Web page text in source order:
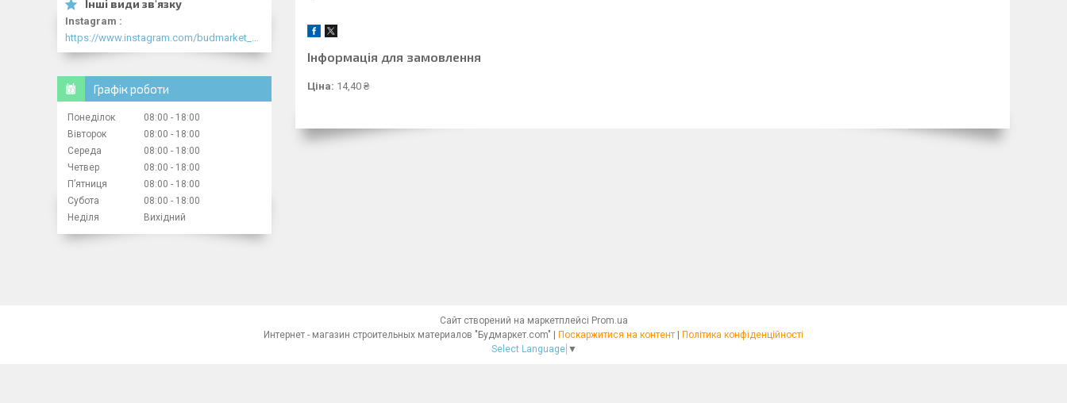
Інформація для замовлення
Ціна: 14,40 ₴
Instagram
Графік роботи
Понеділок 08:00
18:00
Вівторок
08:00
18:00
Середа
08:00
18:00
Четвер
08:00
18:00
Пʼятниця
08:00
18:00
Субота
08:00
18:00
Неділя
Вихідний
Сайт створений на маркетплейсі Prom.ua
Интернет - магазин строительных материалов "Будмаркет.com" | Поскаржитися на контент | Політика конфіденційності
Select Language ▼